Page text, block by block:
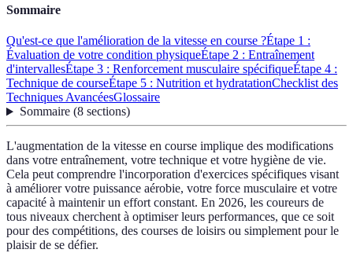
Sommaire
Qu'est-ce que l'amélioration de la vitesse en course ?Étape 1 :
Évaluation de votre condition physiqueÉtape 2 : Entraînement
d'intervallesÉtape 3 : Renforcement musculaire spécifiqueÉtape 4 :
Technique de courseÉtape 5 : Nutrition et hydratationChecklist des
Techniques AvancéesGlossaire
Sommaire(8 sections)
L'augmentation de la vitesse en course implique des modifications
dans votre entraînement, votre technique et votre hygiène de vie.
Cela peut comprendre l'incorporation d'exercices spécifiques visant
à améliorer votre puissance aérobie, votre force musculaire et votre
capacité à maintenir un effort constant. En 2026, les coureurs de
tous niveaux cherchent à optimiser leurs performances, que ce soit
pour des compétitions, des courses de loisirs ou simplement pour le
plaisir de se défier.